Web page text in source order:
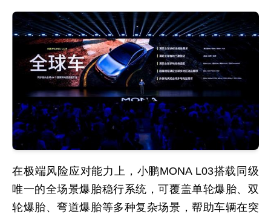
在极端风险应对能力上，小鹏MONA L03搭载同级
唯一的全场景爆胎稳行系统，可覆盖单轮爆胎、双
轮爆胎、弯道爆胎等多种复杂场景，帮助车辆在突